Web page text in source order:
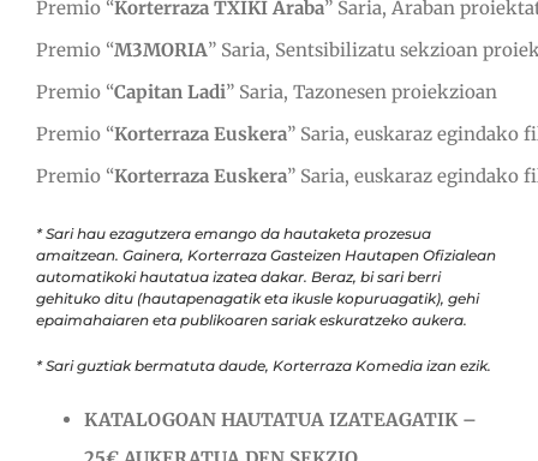
Premio “Korterraza TXIKI Araba” Saria, Araban
Premio “M3MORIA” Saria, Sentsibilizatu sekzioan
Premio “Capitan Ladi” Saria, Tazonesen proiekzioan
Premio “Korterraza Euskera” Saria, euskaraz egindako
Premio “Korterraza Euskera” Saria, euskaraz egindako
* Sari hau ezagutzera emango da hautaketa prozesua
amaitzean. Gainera, Korterraza Gasteizen Hautapen Ofizialean
automatikoki hautatua izatea dakar. Beraz, bi sari berri
gehituko ditu (hautapenagatik eta ikusle kopuruagatik), gehi
epaimahaiaren eta publikoaren sariak eskuratzeko aukera.
* Sari guztiak bermatuta daude, Korterraza Komedia izan ezik.
KATALOGOAN HAUTATUA IZATEAGATIK –